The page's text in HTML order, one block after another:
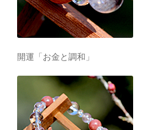
開運「お金と調和」